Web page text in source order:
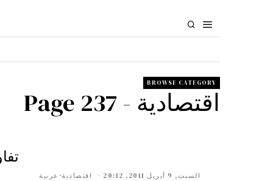
BROWSE CATEGORY
اقتصادية - Page 237
تفاؤل
السبت, 9 أبريل 2011, 20:12 اقتصادية· عربية